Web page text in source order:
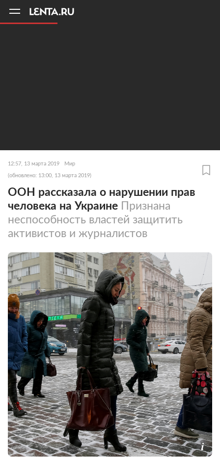
12:57, 13 марта 2019 Мир
(обновлено: 13:00, 13 марта 2019)
ООН рассказала о нарушении прав
человека на Украине Признана
неспособность властей защитить
активистов и журналистов